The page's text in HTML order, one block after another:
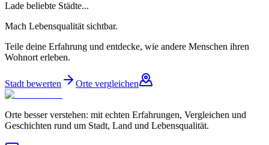
Lade beliebte Städte...
Mach Lebensqualität sichtbar.
Teile deine Erfahrung und entdecke, wie andere Menschen ihren
Wohnort erleben.
Stadt bewerten Orte vergleichen
Orte besser verstehen: mit echten Erfahrungen, Vergleichen und
Geschichten rund um Stadt, Land und Lebensqualität.